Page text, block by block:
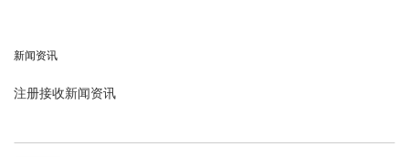
新闻资讯
注册接收新闻资讯